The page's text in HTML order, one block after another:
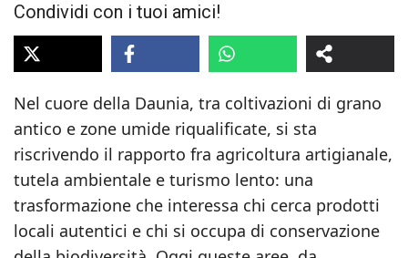
Condividi con i tuoi amici!
Nel cuore della Daunia, tra coltivazioni di grano
antico e zone umide riqualificate, si sta
riscrivendo il rapporto fra agricoltura artigianale,
tutela ambientale e turismo lento: una
trasformazione che interessa chi cerca prodotti
locali autentici e chi si occupa di conservazione